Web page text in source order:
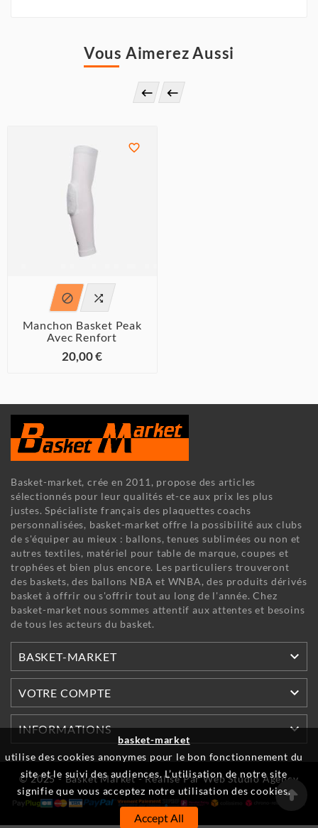
basket-market
utilise des cookies anonymes pour le bon fonctionnement du
site et le suivi des audiences. L’utilisation de notre site
signifie que vous acceptez notre utilisation des cookies.
Accept All
Vous Aimerez Aussi
 

 
Manchon Basket Peak
Avec Renfort
20,00 €
Basket-market, crée en 2011, propose des articles
sélectionnés pour leur qualités et-ce aux prix les plus
justes. Spécialiste français des plaquettes coachs
personnalisées, basket-market offre la possibilité aux clubs
de s'équiper au mieux : ballons, tenues sublimées ou non et
autres textiles, matériel pour table de marque, coupes et
trophées et bien plus encore. Les particuliers trouveront
des baskets, des ballons NBA et WNBA, des produits dérivés
basket à offrir ou s'offrir tout au long de l'année. Chez
basket-market nous sommes attentif aux attentes et besoins
de tous les acteurs du basket.
BASKET-MARKET 
VOTRE COMPTE 
INFORMATIONS 
© 2025 - Basket Market - Réalisé Par Web Studio Agency